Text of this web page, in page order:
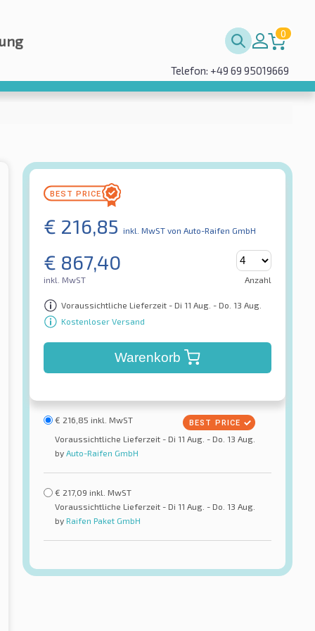
0
Telefon: +49 69 95019669
€ 216,85 inkl. MwST von Auto-Raifen GmbH
€ 867,40
inkl. MwST Anzahl
Voraussichtliche Lieferzeit - Di 11 Aug. - Do. 13 Aug.
Kostenloser Versand
Warenkorb
€ 216,85 inkl. MwST
Voraussichtliche Lieferzeit - Di 11 Aug. - Do. 13 Aug.
by Auto-Raifen GmbH
€ 217,09 inkl. MwST
Voraussichtliche Lieferzeit - Di 11 Aug. - Do. 13 Aug.
by Raifen Paket GmbH